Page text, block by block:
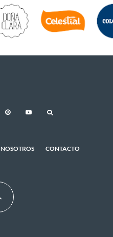
NOSOTROS CONTACTO